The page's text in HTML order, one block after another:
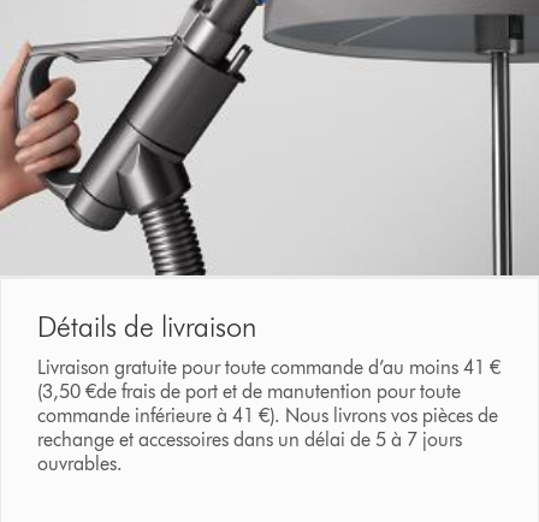
Détails de livraison
Livraison gratuite pour toute commande d’au moins 41 €
(3,50 €de frais de port et de manutention pour toute
commande inférieure à 41 €). Nous livrons vos pièces de
rechange et accessoires dans un délai de 5 à 7 jours
ouvrables.